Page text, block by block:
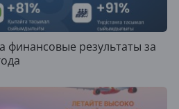
финансовые результаты за